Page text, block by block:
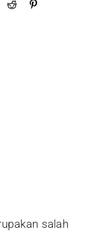
salah